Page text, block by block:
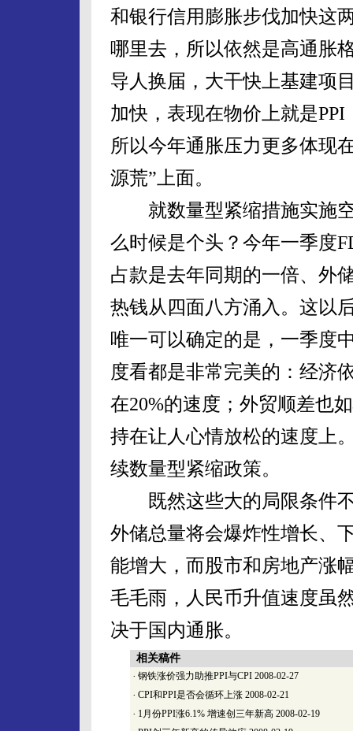
和银行信用膨胀步伐加快这
哪里去，所以依然是高通胀
导人换届，大干快上基建项
加快，表现在物价上就是
所以今年通胀压力更多体现
源荒”上面。
就数量型紧缩措施实施空
么时候是个头？今年一季度
占款是去年同期的一倍、外
热钱从四面八方涌入。这以
唯一可以确定的是，一季度
度看都是非常完美的：经济
在20%的速度；外贸顺差也
持在让人心情放松的速度上
续数量型紧缩政策。
既然这些大的局限条件不
外储总量将会爆炸性增长、
能增大，而股市和房地产涨
毛毛雨，人民币升值速度虽
决于国内通胀。
相关稿件
· 钢铁涨价强力助推PPI与CPI 2008-02-27
· CPI和PPI是否会循环上涨 2008-02-21
· 1月份PPI涨6.1% 增速创三年新高 2008-02-19